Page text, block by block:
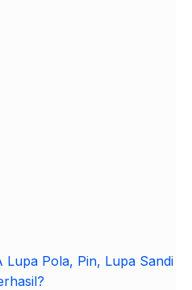
Lupa Pola, Pin, Lupa Sandi